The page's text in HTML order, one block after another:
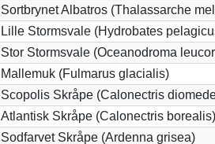
Sortbrynet Albatros (Thalassarche
Lille Stormsvale (Hydrobates
Stor Stormsvale (Oceanodroma
Mallemuk (Fulmarus glacialis)
Scopolis Skråpe (Calonectris
Atlantisk Skråpe (Calonectris borealis)
Sodfarvet Skråpe (Ardenna grisea)